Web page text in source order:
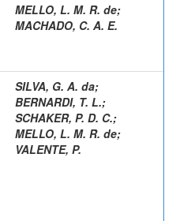
MELLO, L. M. R. de;
MACHADO, C. A. E.
SILVA, G. A. da;
BERNARDI, T. L.;
SCHAKER, P. D. C.;
MELLO, L. M. R. de;
VALENTE, P.